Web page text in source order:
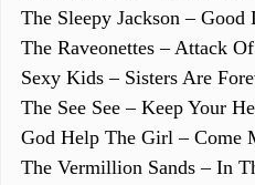
The Sleepy Jackson – Good
The Raveonettes – Attack
Sexy Kids – Sisters Are
The See See – Keep Your
God Help The Girl – Come
The Vermillion Sands – In